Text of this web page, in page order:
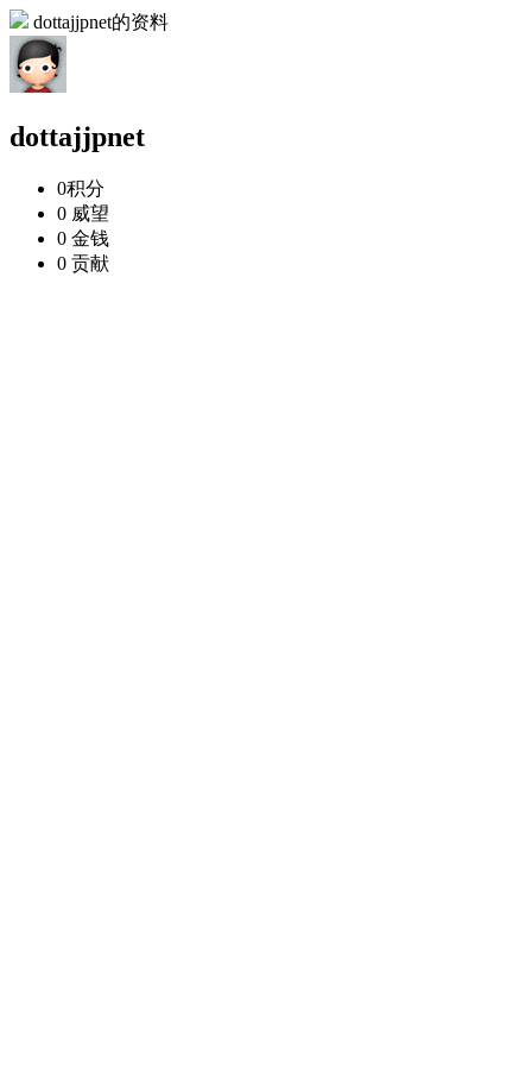
dottajjpnet的资料
dottajjpnet
0积分
0 威望
0 金钱
0 贡献